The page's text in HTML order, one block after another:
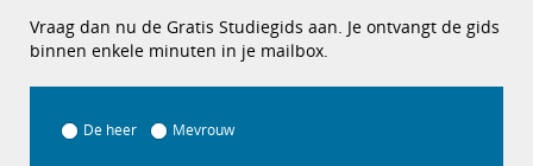
Vraag dan nu de Gratis Studiegids aan. Je ontvangt de gids
binnen enkele minuten in je mailbox.
De heer Mevrouw